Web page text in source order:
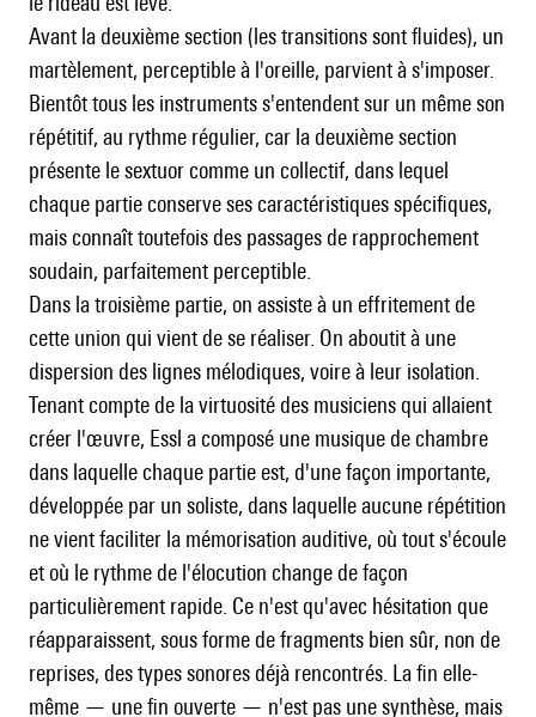
Avant la deuxième section (les transitions sont fluides), un
martèlement, perceptible à l'oreille, parvient à s'imposer.
Bientôt tous les instruments s'entendent sur un même son
répétitif, au rythme régulier, car la deuxième section
présente le sextuor comme un collectif, dans lequel
chaque partie conserve ses caractéristiques spécifiques,
mais connaît toutefois des passages de rapprochement
soudain, parfaitement perceptible.
Dans la troisième partie, on assiste à un effritement de
cette union qui vient de se réaliser. On aboutit à une
dispersion des lignes mélodiques, voire à leur isolation.
Tenant compte de la virtuosité des musiciens qui allaient
créer l'œuvre, Essl a composé une musique de chambre
dans laquelle chaque partie est, d'une façon importante,
développée par un soliste, dans laquelle aucune répétition
ne vient faciliter la mémorisation auditive, où tout s'écoule
et où le rythme de l'élocution change de façon
particulièrement rapide. Ce n'est qu'avec hésitation que
réapparaissent, sous forme de fragments bien sûr, non de
reprises, des types sonores déjà rencontrés. La fin elle-
même — une fin ouverte — n'est pas une synthèse, mais